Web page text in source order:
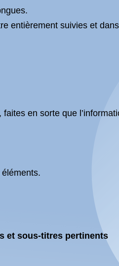
entièrement suivies et
faites en sorte que
et sous-titres pertinents